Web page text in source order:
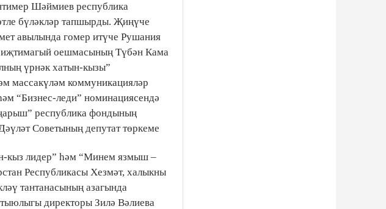
Шәймиев республика
бүләкләр тапшырды. Җиңүче
авылында гомер итүче Рушания
иҗтимагый оешмасының Түбән Кама
үрнәк хатын-кызы”
массакүләм коммуникацияләр
“Бизнес-леди” номинациясендә
республика фондының
Советының депутат төркеме
кыз лидер” һәм “Минем язмыш –
Республикасы Хезмәт, халыкны
тантанасының азагында
директоры Зилә Вәлиева